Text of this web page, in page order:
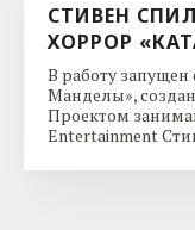
СТИВЕН
ХОРРОР
В работу
Манделы»,
Проектом
Entertainment